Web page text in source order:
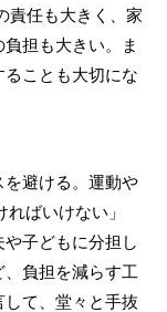
責任も大きく、家
担も大きい。ま
ことも大切にな
避ける。運動や
ばいけない」
子どもに分担し
負担を減らす工
て、堂々と手抜